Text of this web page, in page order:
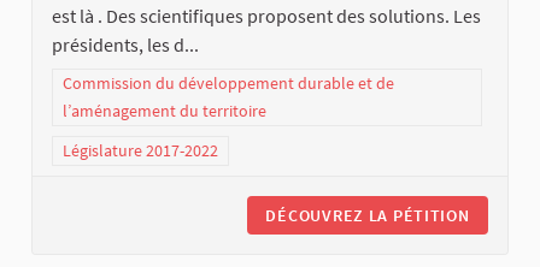
est là . Des scientifiques proposent des solutions. Les
présidents, les d...
Commission du développement durable et de
l’aménagement du territoire
Législature 2017-2022
DÉCOUVREZ LA PÉTITION